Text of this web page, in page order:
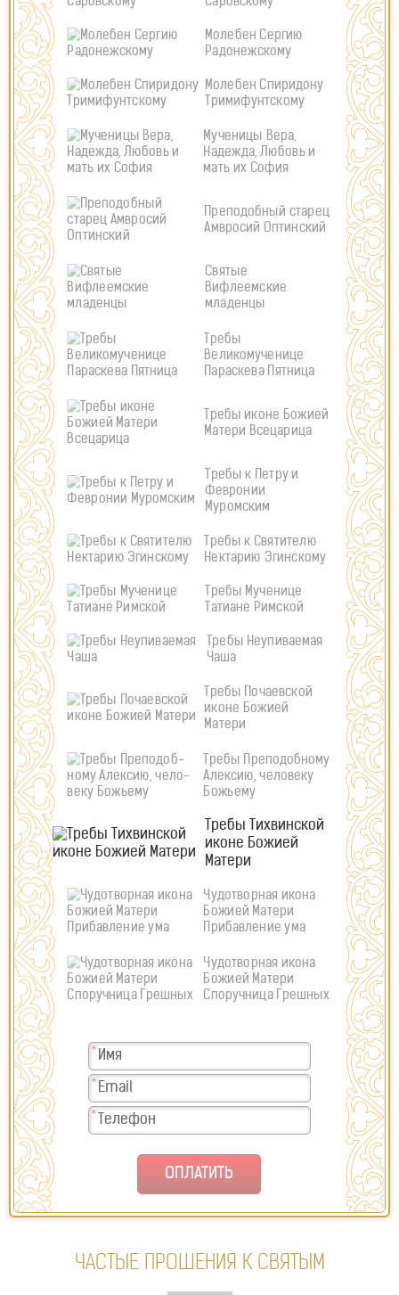
Молебен Сергию
Радонежскому
Молебен Спиридону
Тримифунтскому
Мученицы Вера,
Надежда, Любовь и
мать их София
Преподобный старец
Амвросий Оптинский
Святые
Вифлеемские
младенцы
Требы
Великомученице
Параскева Пятница
Требы иконе Божией
Матери Всецарица
Требы к Петру и
Февронии
Муромским
Требы к Святителю
Нектарию Эгинскому
Требы Мученице
Татиане Римской
Требы Неупиваемая
Чаша
Требы Почаевской
иконе Божией
Матери
Требы Пре­по­доб­ному
Алек­сию, че­ло­веку
Бо­жьему
Требы Тихвинской
иконе Божией
Матери
Чудотворная икона
Божией Матери
Прибавление ума
Чудотворная икона
Божией Матери
Споручница Грешных
ЧАСТЫЕ ПРОШЕНИЯ К СВЯТЫМ